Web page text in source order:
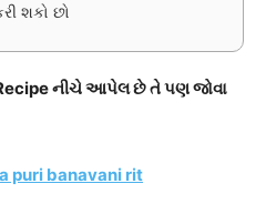
શકો છો
નીચે આપેલ છે તે પણ જોવા
puri banavani rit